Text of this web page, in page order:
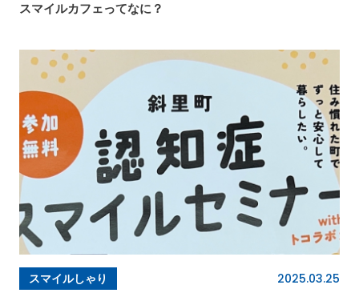
スマイルカフェってなに？
スマイルしゃり 2025.03.25